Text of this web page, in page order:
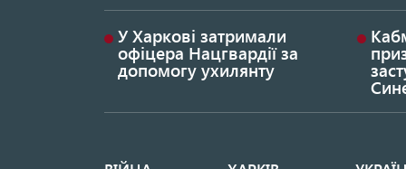
У Харкові затримали
офіцера Нацгвардії за
допомогу ухилянту